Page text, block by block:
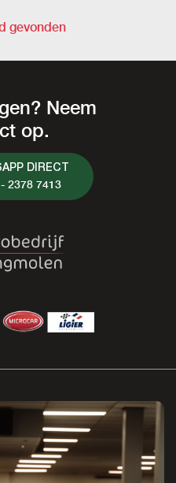
gevonden
Neem
op.
DIRECT
2378 7413